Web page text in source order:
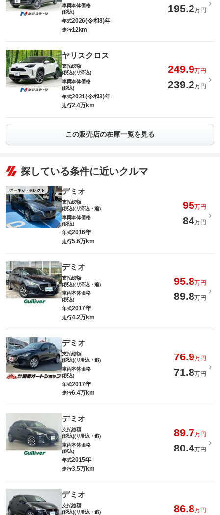
車両本体価格
(税込)
195.2万円
年式2026(令和8)年
走行12km
ヤリスクロス
支払総額
(税込)(リ済込)
249.9万円
車両本体価格
(税込)
239.2万円
年式2021(令和3)年
走行2.4万km
この販売店の在庫一覧を見る
探している条件に近いクルマ
グーネットセレクト デミオ
支払総額
(税込)(リ済込・追)
95万円
車両本体価格
(税込)
84万円
年式2016年
走行5.6万km
デミオ
支払総額
(税込)(リ済込・追)
95.8万円
車両本体価格
(税込)
89.8万円
年式2017年
走行4.2万km
デミオ
支払総額
(税込)(リ済込・追)
76.9万円
車両本体価格
(税込)
71.8万円
年式2017年
走行6.4万km
デミオ
支払総額
(税込)(リ済込・追)
89.7万円
車両本体価格
(税込)
80.4万円
年式2015年
走行3.5万km
デミオ
支払総額
(税込)(リ済込・追)
86.8万円